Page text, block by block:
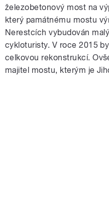
železobetonový most na
který památnému mostu
Nerestcích vybudován
cykloturisty. V roce 2015
celkovou rekonstrukcí.
majitel mostu, kterým je